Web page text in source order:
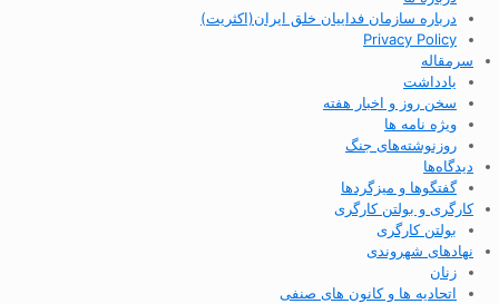
درباره سازمان فداییان خلق ایران(اکثریت)
Privacy Policy
سرمقاله
یادداشت
سخن روز و اخبار هفته
ویژه نامه ها
روزنوشته‌های جنگ
دیدگاه‌ها
گفتگوها و میزگردها
کارگری و بولتن کارگری
بولتن کارگری
نهادهای شهروندی
زنان
اتحادیه ها و کانون های صنفی